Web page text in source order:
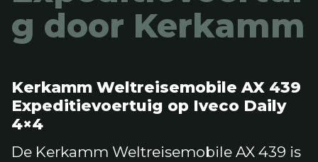
g door Kerkamm
Kerkamm Weltreisemobile AX 439
Expeditievoertuig op Iveco Daily
4×4
De Kerkamm Weltreisemobile AX 439 is